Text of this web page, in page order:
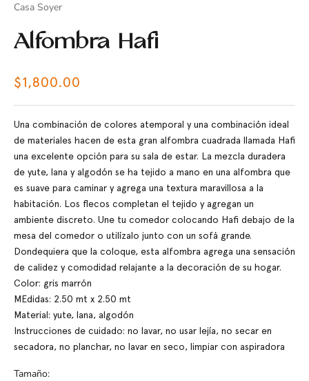
Casa Soyer
Alfombra Hafi
Precio de oferta
$1,800.00
Una combinación de colores atemporal y una combinación ideal
de materiales hacen de esta gran alfombra cuadrada llamada Hafi
una excelente opción para su sala de estar. La mezcla duradera
de yute, lana y algodón se ha tejido a mano en una alfombra que
es suave para caminar y agrega una textura maravillosa a la
habitación. Los flecos completan el tejido y agregan un
ambiente discreto. Une tu comedor colocando Hafi debajo de la
mesa del comedor o utilízalo junto con un sofá grande.
Dondequiera que la coloque, esta alfombra agrega una sensación
de calidez y comodidad relajante a la decoración de su hogar.
Color: gris marrón
MEdidas: 2.50 mt x 2.50 mt
Material: yute, lana, algodón
Instrucciones de cuidado: no lavar, no usar lejía, no secar en
secadora, no planchar, no lavar en seco, limpiar con aspiradora
Tamaño: